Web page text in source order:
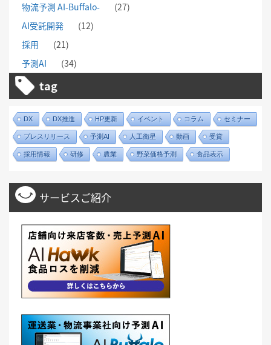
物流予測 AI-Buffalo-
(27)
AI受託開発
(12)
採用
(21)
予測AI
(34)
tag
DX DX推進 HP更新 イベント コラム セミナー
プレスリリース 予測AI 人工衛星 動画 受賞
採用情報 研修 農業 野菜価格予測 食品表示
サービスご紹介